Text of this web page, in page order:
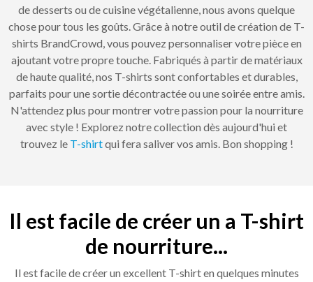
de desserts ou de cuisine végétalienne, nous avons quelque
chose pour tous les goûts. Grâce à notre outil de création de T-
shirts BrandCrowd, vous pouvez personnaliser votre pièce en
ajoutant votre propre touche. Fabriqués à partir de matériaux
de haute qualité, nos T-shirts sont confortables et durables,
parfaits pour une sortie décontractée ou une soirée entre amis.
N'attendez plus pour montrer votre passion pour la nourriture
avec style ! Explorez notre collection dès aujourd'hui et
trouvez le T-shirtqui fera saliver vos amis. Bon shopping !
Il est facile de créer un a T-shirt
de nourriture...
Il est facile de créer un excellent T-shirt en quelques minutes